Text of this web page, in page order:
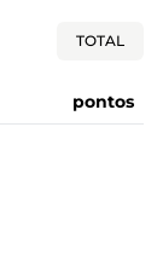
TOTAL
pontos